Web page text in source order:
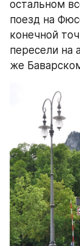
остальном
поезд на
конечной
пересели на
же